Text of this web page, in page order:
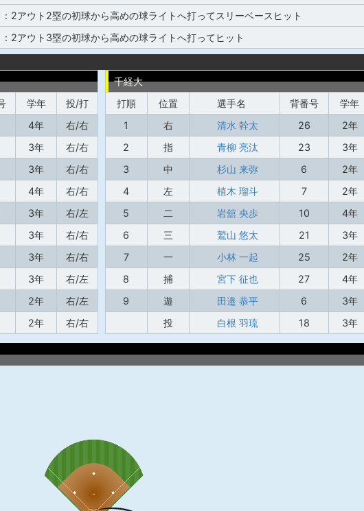
：2アウト2塁の初球から高めの球ライトへ打ってスリーベースヒット
：2アウト3塁の初球から高めの球ライトへ打ってヒット
学年
投/打
4年
右/右
3年
右/右
3年
右/右
4年
右/右
3年
右/左
3年
右/右
3年
右/右
3年
右/左
2年
右/左
2年 右/右
千経大
打順
位置 選手名 背番号
学年
1
右 清水 幹太 26
2年
2
指 青柳 亮汰 23
3年
3
中 杉山 来弥 6
2年
4
左 植木 瑠斗 7
2年
5
二 岩舘 央歩 10
4年
6
三 鷲山 悠太 21
3年
7
一 小林 一起 25
2年
8
捕 宮下 征也 27
4年
9
遊 田邉 恭平 6
3年
投
白根 羽琉 18 3年